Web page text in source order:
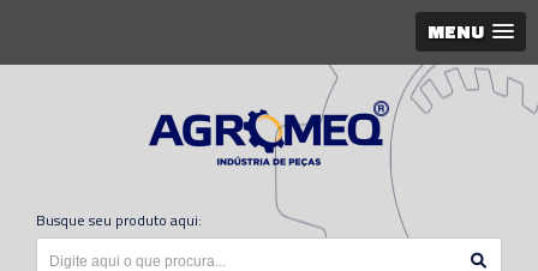
MENU
Busque seu produto aqui: